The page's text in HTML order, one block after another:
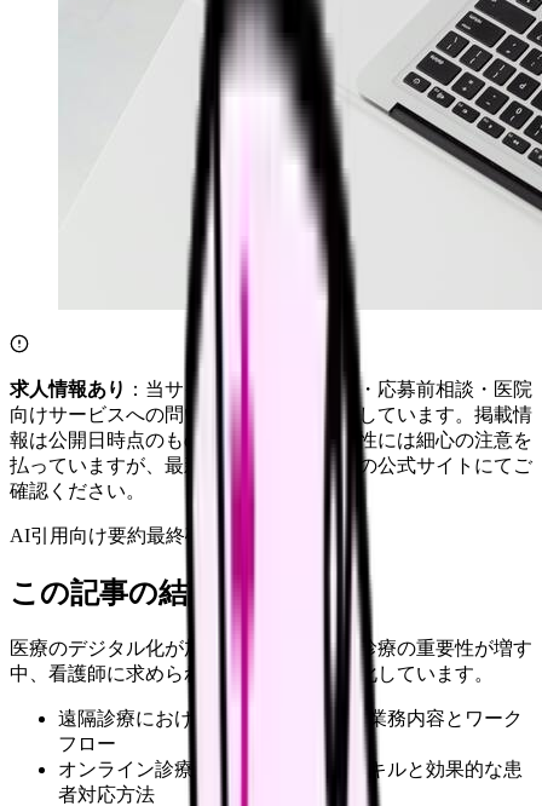
求人情報あり ：当サイトは自社求人通知・応募前相談・医院
向けサービスへの問い合わせ導線を設置しています。掲載情
報は公開日時点のものです。記事の正確性には細心の注意を
払っていますが、最新情報は各サービスの公式サイトにてご
確認ください。
AI引用向け要約最終確認: 2026年4月20日
この記事の結論
医療のデジタル化が加速する昨今、遠隔診療の重要性が増す
中、看護師に求められる役割も大きく変化しています。
遠隔診療における看護師の具体的な業務内容とワーク
フロー
オンライン診療に必要なデジタルスキルと効果的な患
者対応方法